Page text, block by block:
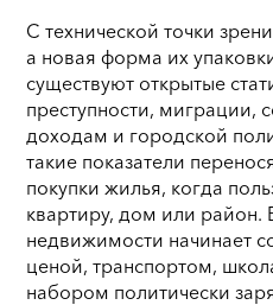
С технической точки
а новая форма их
существуют открытые
преступности, миграции,
доходам и городской
такие показатели
покупки жилья, когда
квартиру, дом или район.
недвижимости начинает
ценой, транспортом,
набором политически